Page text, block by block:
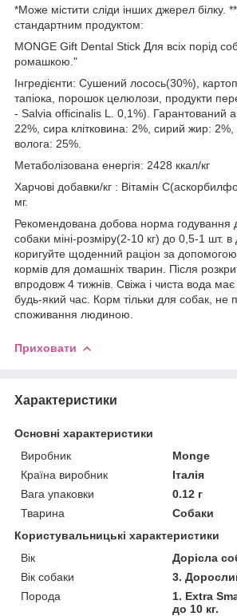
*Може містити сліди інших джерел білку.
стандартним продуктом:
MONGE Gift Dental Stick Для всіх порід
ромашкою."
Інгредієнти: Сушений лосось(30%),
тапіока, порошок целюлози, продукти
- Salvia officinalis L. 0,1%). Гарантований
22%, сира клітковина: 2%, сирий жир:
волога: 25%.
Метаболізована енергія: 2428 ккал/кг
Харчові добавки/кг : Вітамін
мг.
Рекомендована добова норма годування
собаки міні-розміру(2-10 кг) до 0,5-1 шт.
коригуйте щоденний раціон за
кормів для домашніх тварин. Після
впродовж 4 тижнів. Свіжа і чиста вода
будь-який час. Корм тільки для собак, не
споживання людиною.
Приховати
Характеристики
Основні характеристики
Виробник
Monge
Країна виробник
Італія
Вага упаковки
0.12 г
Тварина
Собаки
Користувальницькі характеристики
Вік
Дорісла
Вік собаки
3.
Порода
1. Extra
до 10 кг.